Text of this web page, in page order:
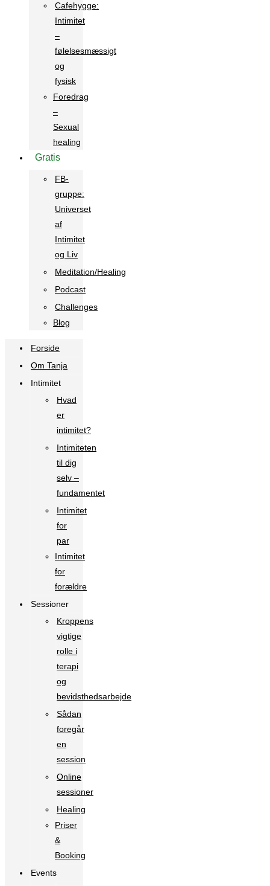
Cafehygge:
Intimitet
–
følelsesmæssigt
og
fysisk
Foredrag
–
Sexual
healing
Gratis
FB-
gruppe:
Universet
af
Intimitet
og Liv
Meditation/Healing
Podcast
Challenges
Blog
Forside
Om Tanja
Intimitet
Hvad
er
intimitet?
Intimiteten
til dig
selv –
fundamentet
Intimitet
for
par
Intimitet
for
forældre
Sessioner
Kroppens
vigtige
rolle i
terapi
og
bevidsthedsarbejde
Sådan
foregår
en
session
Online
sessioner
Healing
Priser
&
Booking
Events